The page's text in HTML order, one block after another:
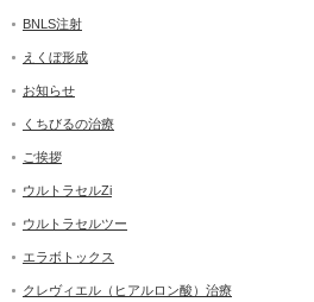
BNLS注射
えくぼ形成
お知らせ
くちびるの治療
ご挨拶
ウルトラセルZi
ウルトラセルツー
エラボトックス
クレヴィエル（ヒアルロン酸）治療